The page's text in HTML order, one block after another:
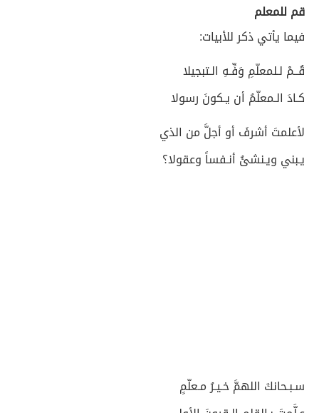
قم للمعلم
فيما يأتي ذكر للأبيات:
قُــمْ لـلمعلّمِ وَفِّـهِ الـتبجيلا
كـادَ الـمعلّمُ أن يـكونَ رسولا
لأعلمتَ أشرفَ أو أجلَّ من الذي
يـبني ويـنشئُ أنـفساً وعقولا؟
سـبـحانكَ اللهمَّ خـيـرُ مـعلّمٍ